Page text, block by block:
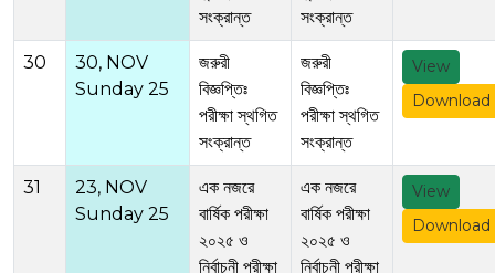
সংক্রান্ত
সংক্রান্ত
30
30, NOV
Sunday 25
জরুরী
বিজ্ঞপ্তিঃ
পরীক্ষা স্থগিত
সংক্রান্ত
জরুরী
বিজ্ঞপ্তিঃ
পরীক্ষা স্থগিত
সংক্রান্ত
View
Download
31
23, NOV
Sunday 25
এক নজরে
বার্ষিক পরীক্ষা
২০২৫ ও
নির্বাচনী পরীক্ষা
এক নজরে
বার্ষিক পরীক্ষা
২০২৫ ও
নির্বাচনী পরীক্ষা
View
Download